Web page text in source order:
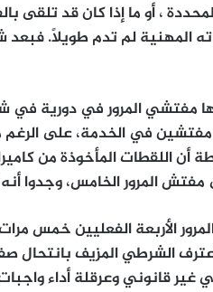
، أو ما إذا كان قد تلقى
المهنية لم تدم طويلاً.
مفتشي المرور في دورية في
في الخدمة، على الرغم
أن اللقطات المأخوذة من
المرور الخامس، وجدوا
الأربعة الفعليين خمس
الشرطي المزيف
غير قانوني وعرقلة أداء